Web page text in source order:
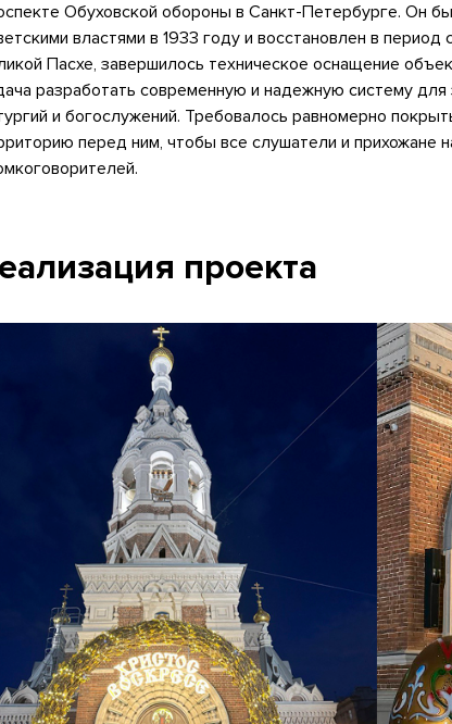
Обуховской обороны в Санкт-Петербурге. Он
властями в 1933 году и восстановлен в
Пасхе, завершилось техническое оснащение
разработать современную и надежную систему для
и богослужений. Требовалось равномерно
перед ним, чтобы все слушатели и прихожане
проекта